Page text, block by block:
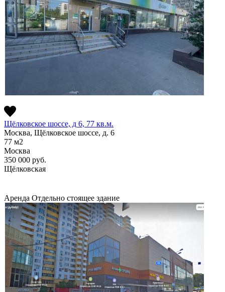
Щёлковское шоссе, д 6, 77 кв.м.
Москва, Щёлковское шоссе, д. 6
77 м2
Москва
350 000 руб.
Щёлковская
Аренда Отдельно стоящее здание